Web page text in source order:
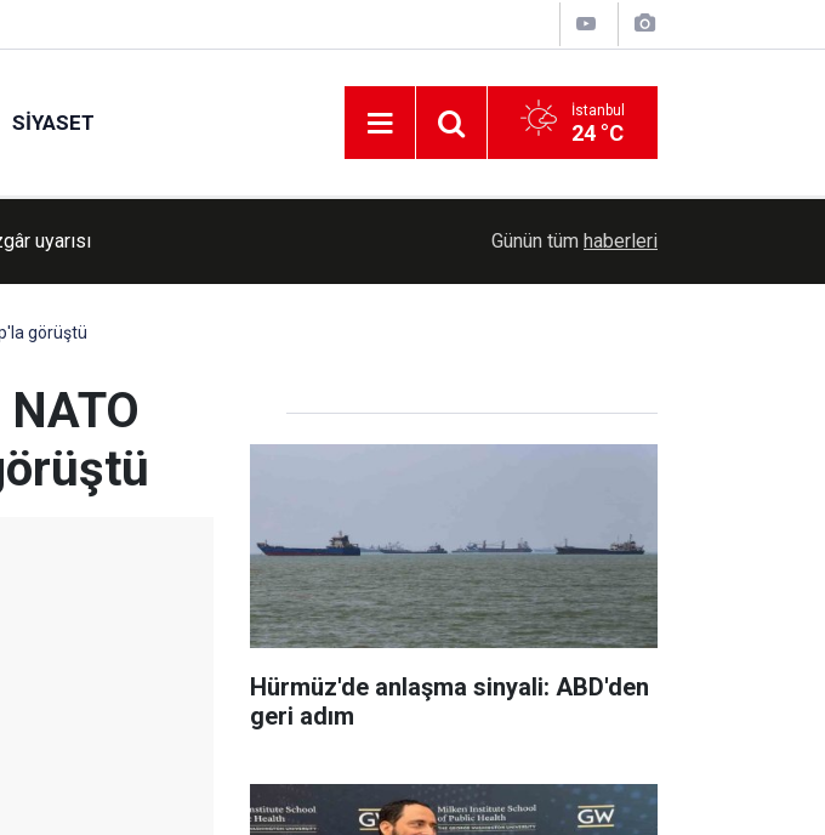
SIYASET İstanbul
24 °C
uyarısı
engelleniyor
Günün tüm haberleri
görüştü
Hürmüz'de anlaşma sinyali: ABD'den
geri adım